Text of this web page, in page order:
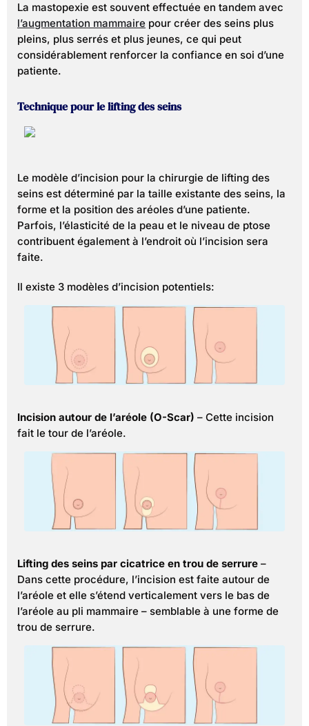
La mastopexie est souvent effectuée en tandem avec
l’augmentation mammaire pour créer des seins plus
pleins, plus serrés et plus jeunes, ce qui peut
considérablement renforcer la confiance en soi d’une
patiente.
Technique pour le lifting des seins
Le modèle d’incision pour la chirurgie de lifting des
seins est déterminé par la taille existante des seins, la
forme et la position des aréoles d’une patiente.
Parfois, l’élasticité de la peau et le niveau de ptose
contribuent également à l’endroit où l’incision sera
faite.
Il existe 3 modèles d’incision potentiels:
Incision autour de l’aréole (O-Scar) – Cette incision
fait le tour de l’aréole.
Lifting des seins par cicatrice en trou de serrure –
Dans cette procédure, l’incision est faite autour de
l’aréole et elle s’étend verticalement vers le bas de
l’aréole au pli mammaire – semblable à une forme de
trou de serrure.